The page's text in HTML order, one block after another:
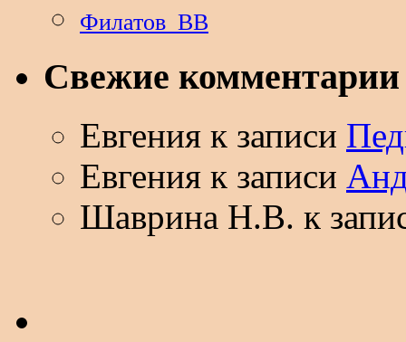
Филатов_ВВ
Свежие комментарии
Евгения к записи
Евгения к записи
Шаврина Н.В. к